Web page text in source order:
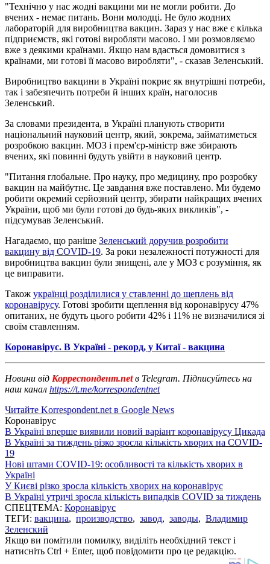
"Технічно у нас жодні вакцини ми не могли робити. До
вчених - немає питань. Вони молодці. Не було жодних
лабораторій для виробництва вакцин. Зараз у нас вже є кілька
підприємств, які готові виробляти масово. І ми розмовляємо
вже з деякими країнами. Якщо нам вдасться домовитися з
країнами, ми готові її масово виробляти", - сказав Зеленський.
Виробництво вакцини в Україні покриє як внутрішні потреби,
так і забезпечить потреби й інших країн, наголосив
Зеленський.
За словами президента, в Україні планують створити
національний науковий центр, який, зокрема, займатиметься
розробкою вакцин. МОЗ і прем'єр-міністр вже збирають
вчених, які повинні будуть увійти в науковий центр.
"Питання глобальне. Про науку, про медицину, про розробку
вакцин на майбутнє. Це завдання вже поставлено. Ми будемо
робити окремий серйозний центр, збирати найкращих вчених
України, щоб ми були готові до будь-яких викликів", -
підсумував Зеленський.
Нагадаємо, що раніше Зеленський доручив розробити
вакцину від COVID-19. За роки незалежності потужності для
виробництва вакцин були знищені, але у МОЗ є розуміння, як
це виправити.
Також українці розділилися у ставленні до щеплень від
коронавірусу. Готові зробити щеплення від коронавірусу 47%
опитаних, не будуть цього робити 42% і 11% не визначилися зі
своїм ставленням.
Коронавірус. В Україні - рекорд, у Китаї - вакцина
Новини від Корреспондент.netв Telegram. Підписуйтесь на
наш канал https://t.me/korrespondentnet
Читайте Korrespondent.net в Google News
Коронавірус
В Україні вперше виявили новий варіант коронавірусу Цикада
В Україні за тиждень різко зросла кількість хворих на COVID-
19
Нові штами COVID-19: особливості та кількість хворих в
Україні
У Києві різко зросла кількість хворих на коронавірус
В Україні утричі зросла кількість випадків COVID за тиждень
СПЕЦТЕМА: Коронавірус
ТЕГИ: вакцина, производство, завод, заводы, Владимир
Зеленский
Якщо ви помітили помилку, виділіть необхідний текст і
натисніть Ctrl + Enter, щоб повідомити про це редакцію.